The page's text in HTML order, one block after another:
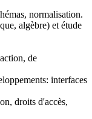
normalisation.
algèbre) et étude
de
interfaces
droits d'accès,